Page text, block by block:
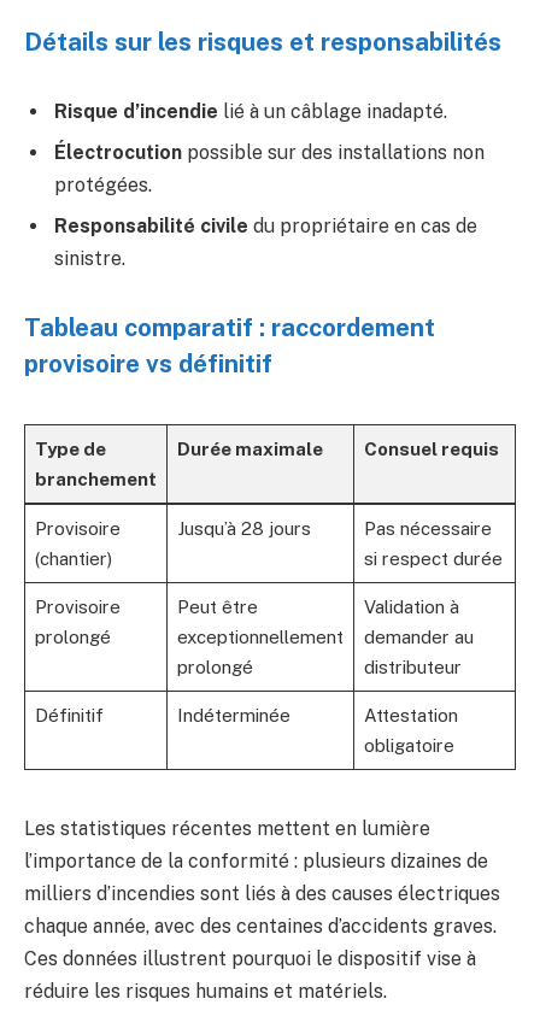
Détails sur les risques et responsabilités
Risque d’incendie lié à un câblage inadapté.
Électrocution possible sur des installations non
protégées.
Responsabilité civile du propriétaire en cas de
sinistre.
Tableau comparatif : raccordement
provisoire vs définitif
Type de
branchement
Durée maximale Consuel requis
Provisoire
(chantier)
Jusqu’à 28 jours
Pas nécessaire
si respect durée
Provisoire
prolongé
Peut être
exceptionnellement
prolongé
Validation à
demander au
distributeur
Définitif Indéterminée
Attestation
obligatoire
Les statistiques récentes mettent en lumière
l’importance de la conformité : plusieurs dizaines de
milliers d’incendies sont liés à des causes électriques
chaque année, avec des centaines d’accidents graves.
Ces données illustrent pourquoi le dispositif vise à
réduire les risques humains et matériels.